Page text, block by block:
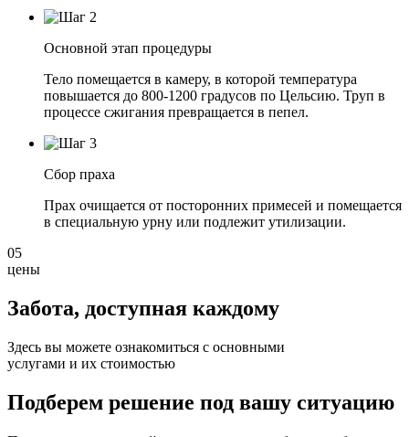
Основной этап процедуры
Тело помещается в камеру, в которой температура
повышается до 800-1200 градусов по Цельсию. Труп в
процессе сжигания превращается в пепел.
Сбор праха
Прах очищается от посторонних примесей и помещается
в специальную урну или подлежит утилизации.
05
цены
Забота, доступная каждому
Здесь вы можете ознакомиться с основными
услугами и их стоимостью
Подберем решение под вашу ситуацию